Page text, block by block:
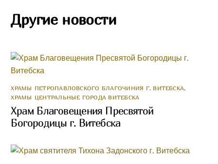
Другие новости
ХРАМЫ ПЕТРОПАВЛОВСКОГО БЛАГОЧИНИЯ Г. ВИТЕБСКА,
ХРАМЫ ЦЕНТРАЛЬНЫЕ ГОРОДА ВИТЕБСКА
Храм Благовещения Пресвятой
Богородицы г. Витебска